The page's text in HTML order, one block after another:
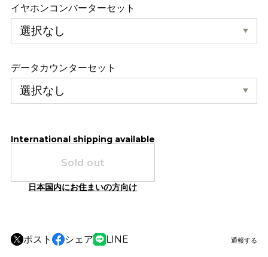
イヤホンコンバーターセット
データカウンターセット
International shipping available
Sold out
日本国内にお住まいの方向け
ポスト シェア LINE 通報する